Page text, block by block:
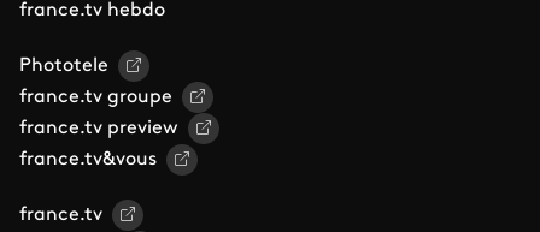
france.tv hebdo
Phototele
france.tv groupe
france.tv preview
france.tv&vous
france.tv